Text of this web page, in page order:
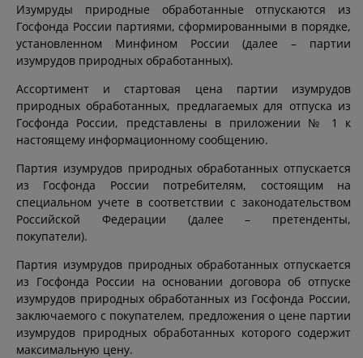
Изумруды природные обработанные отпускаются из
Госфонда России партиями, сформированными в порядке,
установленном Минфином России (далее – партии
изумрудов природных обработанных).
Ассортимент и стартовая цена партии изумрудов
природных обработанных, предлагаемых для отпуска из
Госфонда России, представлены в приложении № 1 к
настоящему информационному сообщению.
Партия изумрудов природных обработанных отпускается
из Госфонда России потребителям, состоящим на
специальном учете в соответствии с законодательством
Российской Федерации (далее – претенденты,
покупатели).
Партия изумрудов природных обработанных отпускается
из Госфонда России на основании договора об отпуске
изумрудов природных обработанных из Госфонда России,
заключаемого с покупателем, предложения о цене партии
изумрудов природных обработанных которого содержит
максимальную цену.